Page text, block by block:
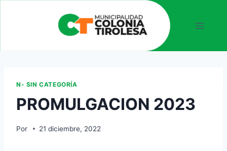
N- SIN CATEGORÍA
PROMULGACION 2023
Por 21 diciembre, 2022